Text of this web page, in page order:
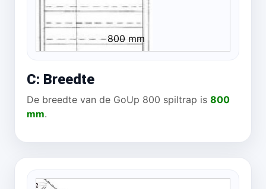
800 mm
C: Breedte
De breedte van de GoUp 800 spiltrap is 800
mm.